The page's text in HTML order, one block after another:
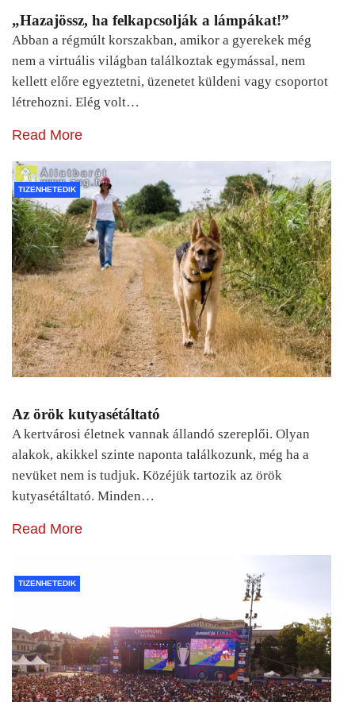
„Hazajössz, ha felkapcsolják a lámpákat!”
Abban a régmúlt korszakban, amikor a gyerekek még
nem a virtuális világban találkoztak egymással, nem
kellett előre egyeztetni, üzenetet küldeni vagy csoportot
létrehozni. Elég volt…
Read More
TIZENHETEDIK
Az örök kutyasétáltató
A kertvárosi életnek vannak állandó szereplői. Olyan
alakok, akikkel szinte naponta találkozunk, még ha a
nevüket nem is tudjuk. Közéjük tartozik az örök
kutyasétáltató. Minden…
Read More
TIZENHETEDIK